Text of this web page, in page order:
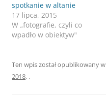
spotkanie w altanie
17 lipca, 2015
W „fotografie, czyli co
wpadło w obiektyw"
Ten wpis został opublikowany w
2018, .